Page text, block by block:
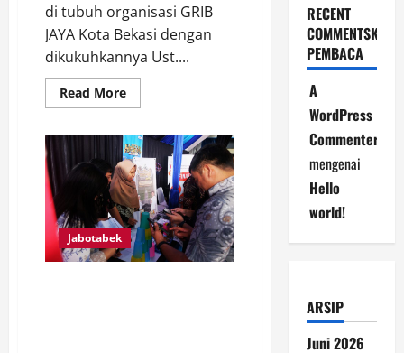
di tubuh organisasi GRIB
JAYA Kota Bekasi dengan
dikukuhkannya Ust....
Read MoreRead
more
Sabarudin
Resmi
Dikukuhkan
Sebagai
Sekretaris
DPC
GRIB
JAYA
Kota
Bekasi,
Jabotabek
RECENT
PEMBACA
A
WordPress
Commenter
mengenai
Hello
world!
ARSIP
Juni 2026